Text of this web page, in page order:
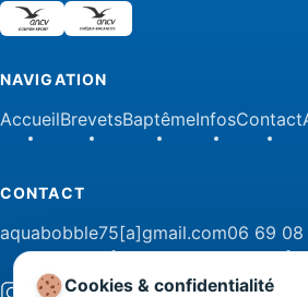
NAVIGATION
AccueilBrevetsBaptêmeInfosContact
CONTACT
aquabobble75[a]gmail.com06 69 08
Cookies & confidentialité